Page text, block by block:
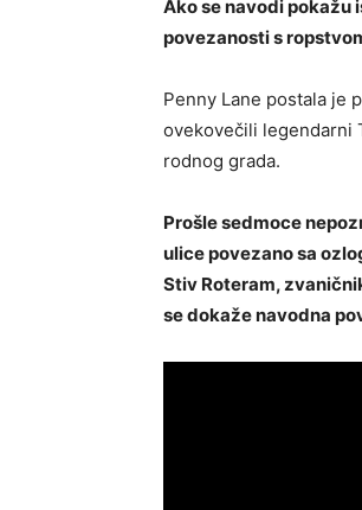
Ako se navodi pokažu
povezanosti s
Penny Lane postala je
ovekovečili legendarni
rodnog grada.
Prošle sedmoce
ulice povezano sa
Stiv Roteram,
se dokaže navodna